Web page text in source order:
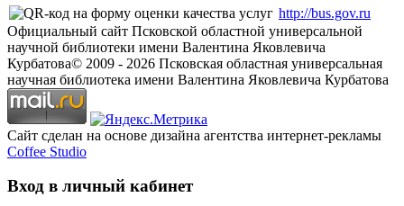
http://bus.gov.ru
Официальный сайт Псковской областной универсальной
научной библиотеки имени Валентина Яковлевича
Курбатова© 2009 - 2026 Псковская областная универсальная
научная библиотека имени Валентина Яковлевича Курбатова
Сайт сделан на основе дизайна агентства интернет-рекламы
Coffee Studio
Вход в личный кабинет